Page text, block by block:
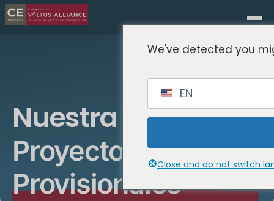
Nuestra Reciente
Proyectos
Provisionales
We've detected you
EN
Close and do not switch